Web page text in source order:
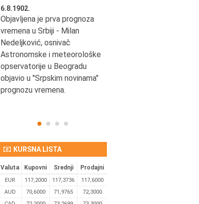
6.8.1902.
Objavljena je prva prognoza
vremena u Srbiji - Milan
Nedeljković, osnivač
Astronomske i meteorološke
opservatorije u Beogradu
objavio u "Srpskim novinama"
prognozu vremena.
KURSNA LISTA
Valuta Kupovni Srednji Prodajni
EUR 117,2000 117,3736
117,6000
AUD
70,6000 71,9765
72,3000